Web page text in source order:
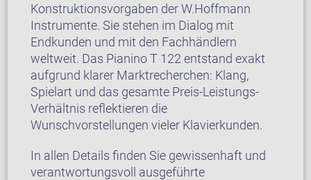
Konstruktionsvorgaben der W.Hoffmann
Instrumente. Sie stehen im Dialog mit
Endkunden und mit den Fachhändlern
weltweit. Das Pianino T 122 entstand exakt
aufgrund klarer Marktrecherchen: Klang,
Spielart und das gesamte Preis-Leistungs-
Verhältnis reflektieren die
Wunschvorstellungen vieler Klavierkunden.
In allen Details finden Sie gewissenhaft und
verantwortungsvoll ausgeführte